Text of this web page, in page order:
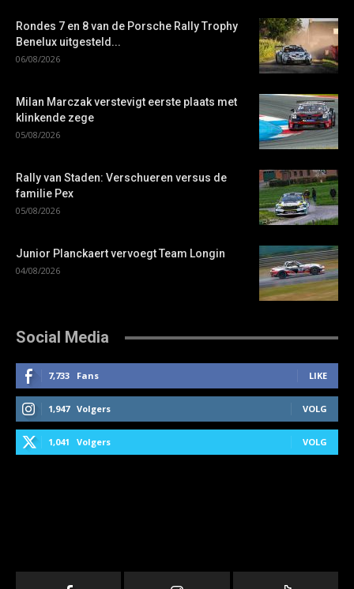
Rondes 7 en 8 van de Porsche Rally Trophy
Benelux uitgesteld...
06/08/2026
Milan Marczak verstevigt eerste plaats met
klinkende zege
05/08/2026
Rally van Staden: Verschueren versus de
familie Pex
05/08/2026
Junior Planckaert vervoegt Team Longin
04/08/2026
Social Media
7,733 Fans LIKE
1,947 Volgers VOLG
1,041 Volgers VOLG